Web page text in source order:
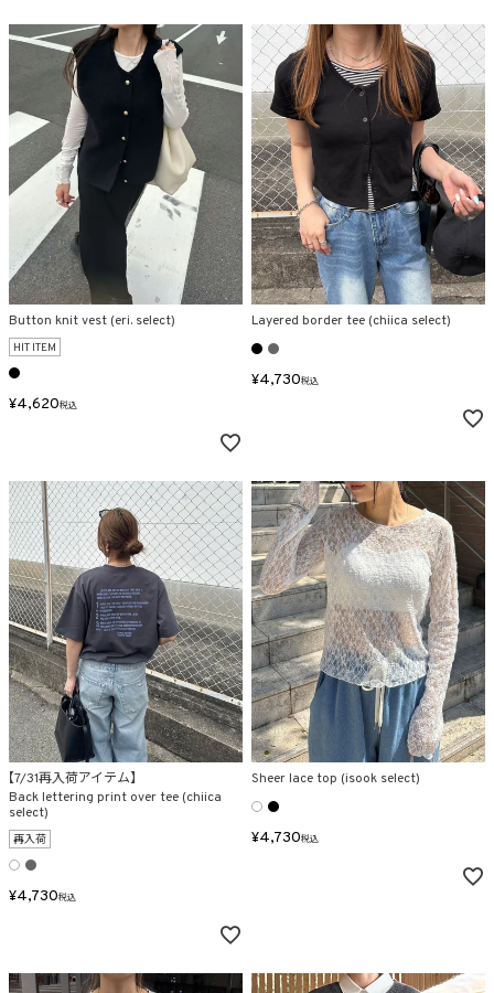
Button knit vest (eri. select)
HIT ITEM
¥4,620税込
Layered border tee (chiica select)
¥4,730税込
【7/31再入荷アイテム】
Back lettering print over tee (chiica
select)
再入荷
¥4,730税込
Sheer lace top (isook select)
¥4,730税込